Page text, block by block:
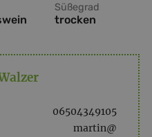
Süßegrad
trocken
06504349105
martin@